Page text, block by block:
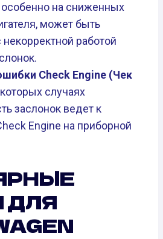
особенно на сниженных
может быть
работой
Check Engine (Чек
случаях
заслонок ведет к
Engine на приборной
ДЛЯ